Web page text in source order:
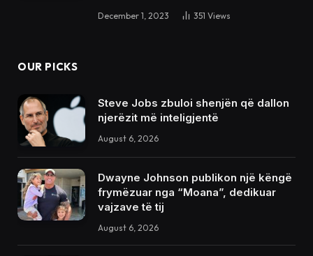
December 1, 2023 351 Views
OUR PICKS
Steve Jobs zbuloi shenjën që dallon
njerëzit më inteligjentë
August 6, 2026
Dwayne Johnson publikon një këngë
frymëzuar nga “Moana”, dedikuar
vajzave të tij
August 6, 2026